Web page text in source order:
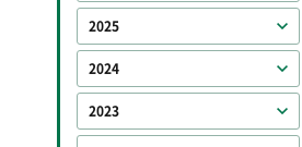
2025
2024
2023